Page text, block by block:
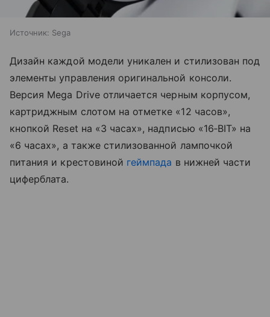
Источник: Sega
Дизайн каждой модели уникален и стилизован под
элементы управления оригинальной консоли.
Версия Mega Drive отличается черным корпусом,
картриджным слотом на отметке «12 часов»,
кнопкой Reset на «3 часах», надписью «16‑BIT» на
«6 часах», а также стилизованной лампочкой
питания и крестовиной геймпада в нижней части
циферблата.